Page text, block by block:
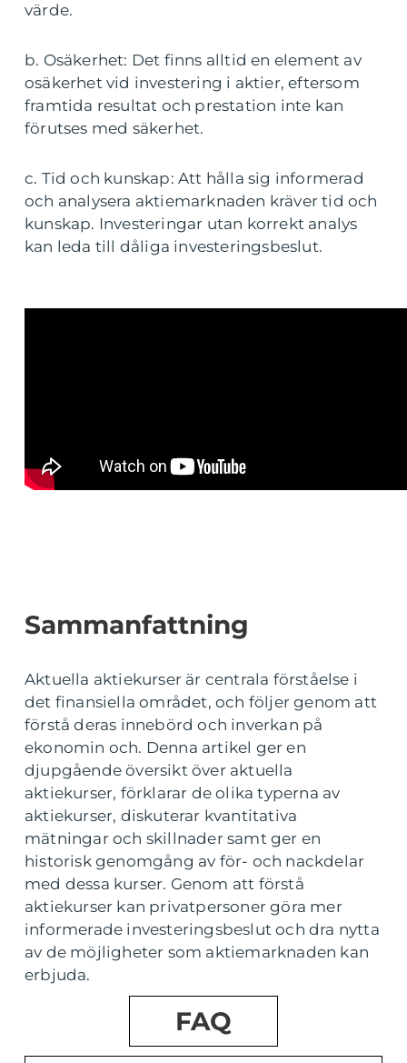
värde.
b. Osäkerhet: Det finns alltid en element av
osäkerhet vid investering i aktier, eftersom
framtida resultat och prestation inte kan
förutses med säkerhet.
c. Tid och kunskap: Att hålla sig informerad
och analysera aktiemarknaden kräver tid och
kunskap. Investeringar utan korrekt analys
kan leda till dåliga investeringsbeslut.
Sammanfattning
Aktuella aktiekurser är centrala förståelse i
det finansiella området, och följer genom att
förstå deras innebörd och inverkan på
ekonomin och. Denna artikel ger en
djupgående översikt över aktuella
aktiekurser, förklarar de olika typerna av
aktiekurser, diskuterar kvantitativa
mätningar och skillnader samt ger en
historisk genomgång av för- och nackdelar
med dessa kurser. Genom att förstå
aktiekurser kan privatpersoner göra mer
informerade investeringsbeslut och dra nytta
av de möjligheter som aktiemarknaden kan
erbjuda.
FAQ